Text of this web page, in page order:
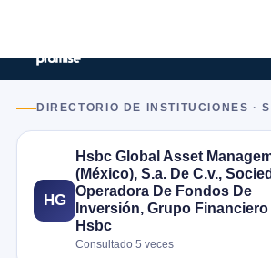
DIRECTORIO DE INSTITUCIONES ·
HG
Hsbc Global Asset
(México), S.a. De C.v.,
Operadora De Fondos De
Inversión, Grupo Financiero
Hsbc
Consultado 5 veces